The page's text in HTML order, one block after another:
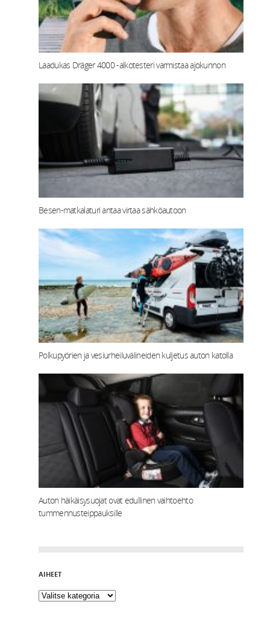
Laadukas Dräger 4000 -alkotesteri varmistaa ajokunnon
Besen-matkalaturi antaa virtaa sähköautoon
Polkupyörien ja vesiurheiluvälineiden kuljetus auton katolla
Auton häikäisysuojat ovat edullinen vaihtoehto
tummennusteippauksille
AIHEET